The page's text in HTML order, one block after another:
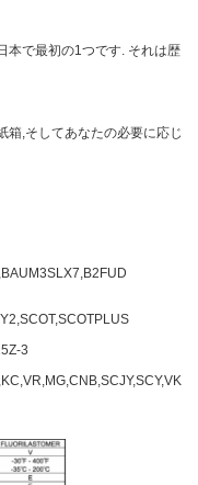
本で最初の1つです. それは歴
箱,そしてあなたの必要に応じ
3